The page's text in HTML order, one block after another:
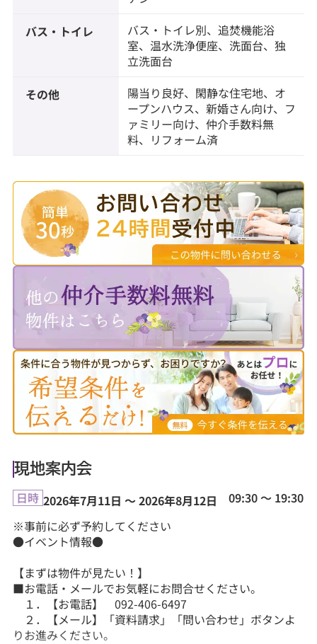
バス・トイレ
バス・トイレ別、追焚機能浴
室、温水洗浄便座、洗面台、独
立洗面台
その他
陽当り良好、閑静な住宅地、オ
ープンハウス、新婚さん向け、フ
ァミリー向け、仲介手数料無
料、リフォーム済
現地案内会
日時 2026年7月11日 ～ 2026年8月12日 09:30 ～ 19:30
※事前に必ず予約してください
●イベント情報●
【まずは物件が見たい！】
■お電話・メールでお気軽にお問合せください。
１．【お電話】 092-406-6497
２．【メール】「資料請求」「問い合わせ」ボタンよ
りお進みください。